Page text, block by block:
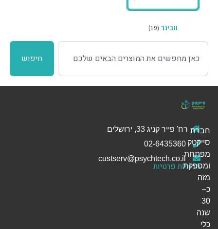
וובינר (19)
חיפוש
רח' פייר קניג 33, ירושלים
מדיניות פרטיות
חברת
סייקטק
מפתחת
ומספקת
מזה
כ–
30
שנה
כלי